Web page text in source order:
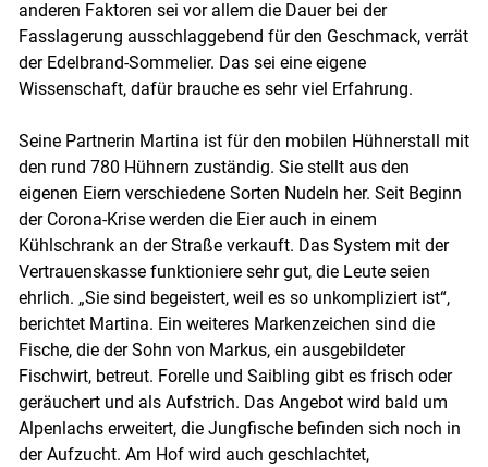
anderen Faktoren sei vor allem die Dauer bei der
Fasslagerung ausschlaggebend für den Geschmack, verrät
der Edelbrand-Sommelier. Das sei eine eigene
Wissenschaft, dafür brauche es sehr viel Erfahrung.
Seine Partnerin Martina ist für den mobilen Hühnerstall mit
den rund 780 Hühnern zuständig. Sie stellt aus den
eigenen Eiern verschiedene Sorten Nudeln her. Seit Beginn
der Corona-Krise werden die Eier auch in einem
Kühlschrank an der Straße verkauft. Das System mit der
Vertrauenskasse funktioniere sehr gut, die Leute seien
ehrlich. „Sie sind begeistert, weil es so unkompliziert ist“,
berichtet Martina. Ein weiteres Markenzeichen sind die
Fische, die der Sohn von Markus, ein ausgebildeter
Fischwirt, betreut. Forelle und Saibling gibt es frisch oder
geräuchert und als Aufstrich. Das Angebot wird bald um
Alpenlachs erweitert, die Jungfische befinden sich noch in
der Aufzucht. Am Hof wird auch geschlachtet,